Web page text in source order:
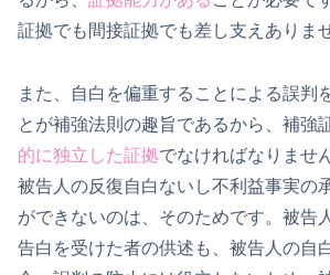
証拠でも間接証拠でも差し支えありま
また、自白を偏重することによる誤判
とが補強法則の趣旨であるから、補強
的に独立した証拠でなければなりませ
被告人の反復自白ないし不利益事実の
ができないのは、そのためです。被告
告白を受けた者の供述も、被告人の自